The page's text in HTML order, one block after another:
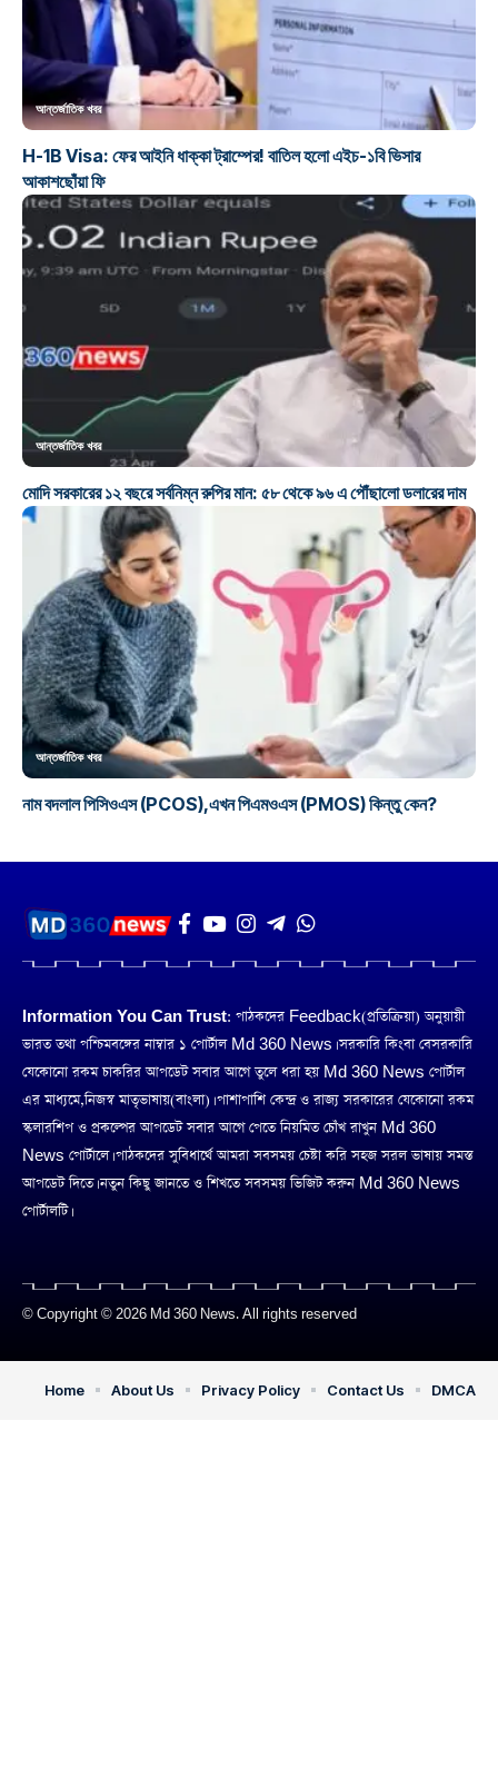
আন্তর্জাতিক খবর
H-1B Visa: ফের আইনি ধাক্কা ট্রাম্পের! বাতিল হলো এইচ-১বি ভিসার
আকাশছোঁয়া ফি
আন্তর্জাতিক খবর
মোদি সরকারের ১২ বছরে সর্বনিম্ন রুপির মান: ৫৮ থেকে ৯৬ এ পৌঁছালো ডলারের দাম
আন্তর্জাতিক খবর
নাম বদলাল পিসিওএস (PCOS),এখন পিএমওএস (PMOS) কিন্তু কেন?
Information You Can Trust: পাঠকদের Feedback(প্রতিক্রিয়া) অনুয়ায়ী
ভারত তথা পশ্চিমবঙ্গের নাম্বার ১ পোর্টাল Md 360 News। সরকারি কিংবা বেসরকারি
যেকোনো রকম চাকরির আপডেট সবার আগে তুলে ধরা হয় Md 360 News পোর্টাল
এর মাধ্যমে,নিজস্ব মাতৃভাষায়(বাংলা)। পাশাপাশি কেন্দ্র ও রাজ্য সরকারের যেকোনো রকম
স্কলারশিপ ও প্রকল্পের আপডেট সবার আগে পেতে নিয়মিত চোঁখ রাখুন Md 360
News পোর্টালে। পাঠকদের সুবিধার্থে আমরা সবসময় চেষ্টা করি সহজ সরল ভাষায় সমস্ত
আপডেট দিতে। নতুন কিছু জানতে ও শিখতে সবসময় ভিজিট করুন Md 360 News
পোর্টালটি।
© Copyright © 2026 Md 360 News. All rights reserved
Home About Us Privacy Policy Contact Us DMCA